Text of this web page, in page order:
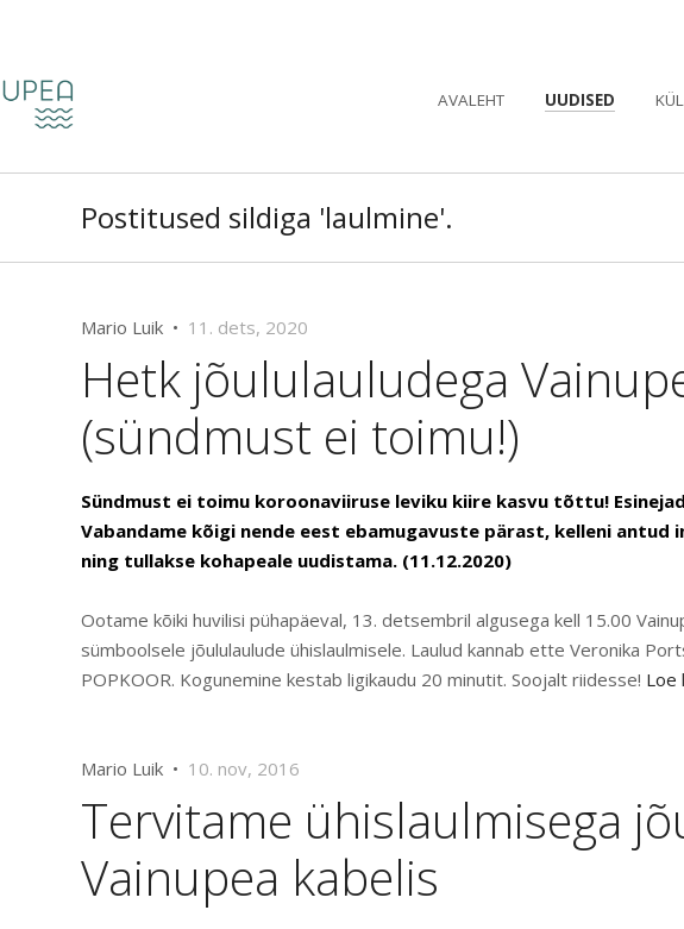
AVALEHT UUDISED
Postitused sildiga 'laulmine'.
Mario Luik • 11. dets, 2020
Hetk jõululauludega
(sündmust ei toimu!)
Sündmust ei toimu koroonaviiruse leviku kiire kasvu tõttu!
Vabandame kõigi nende eest ebamugavuste pärast, kelleni
ning tullakse kohapeale uudistama. (11.12.2020)
Ootame kõiki huvilisi pühapäeval, 13. detsembril algusega kell 15.00
sümboolsele jõululaulude ühislaulmisele. Laulud kannab ette Veronika
POPKOOR. Kogunemine kestab ligikaudu 20 minutit. Soojalt riidesse! Loe
Mario Luik • 10. nov, 2016
Tervitame ühislaulmisega
Vainupea kabelis